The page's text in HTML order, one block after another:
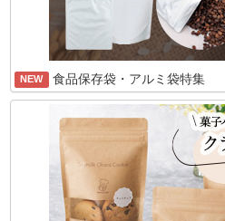
NEW 食品保存袋・アルミ袋特集